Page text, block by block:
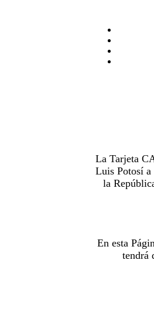
La Tarjeta
Luis Potosí a
la
En esta
tendrá